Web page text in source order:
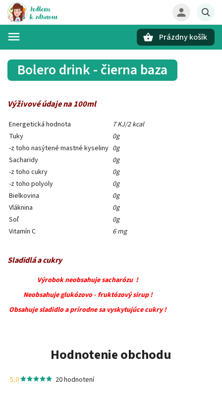
Prázdny košík
Bolero drink - čierna baza
Výživové údaje na 100ml
Energetická hodnota
7 KJ/2 kcal
Tuky
0g
-z toho nasýtené mastné kyseliny 0g
Sacharidy
0g
-z toho cukry
0g
-z toho polyoly
0g
Bielkovina
0g
Vláknina
0g
Soľ
0g
Vitamín C
6 mg
Sladidlá a cukry
Výrobok neobsahuje sacharózu !
Neobsahuje glukózovo - fruktózový sirup !
Obsahuje sladidlo a prírodne sa vyskytujúce cukry !
Hodnotenie obchodu
5,0 20 hodnotení